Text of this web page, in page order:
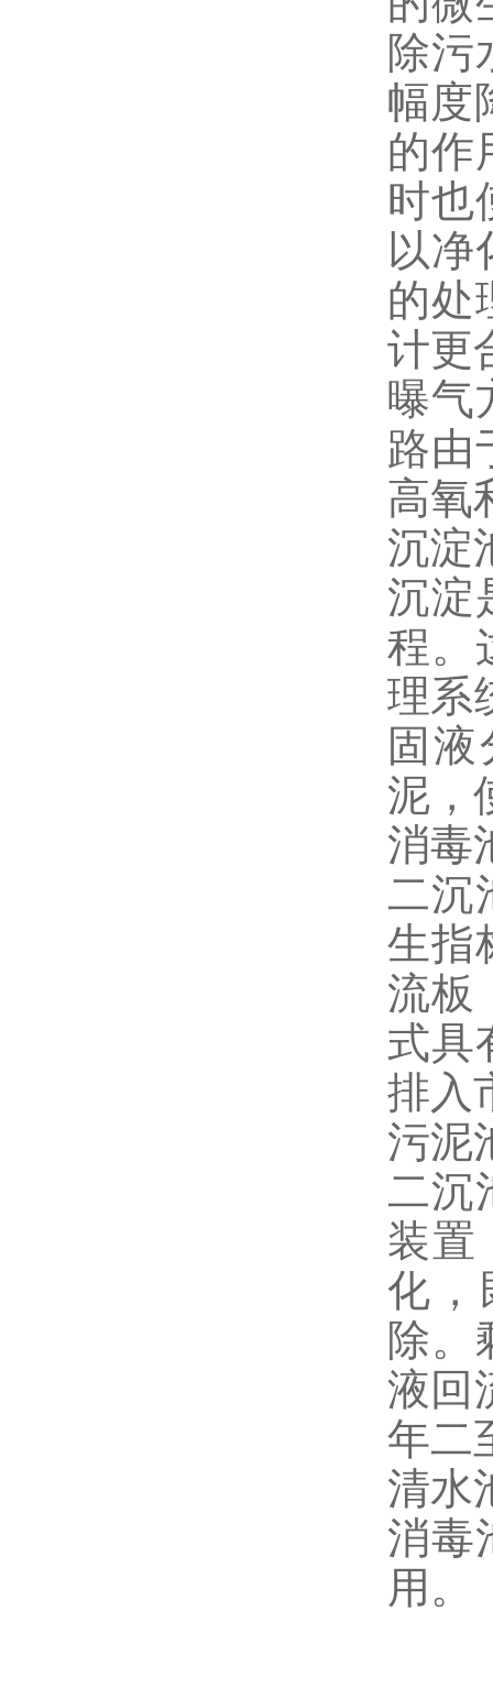
除污
幅度
的作
时也
以净
的处
计更
曝气
路由
高氧
沉淀
沉淀
程。
理系
固
泥，
消毒
二沉
生指
流板
式具
排入
污泥
二沉
装置
化，
除。
液回
年二
清水
消毒
用。